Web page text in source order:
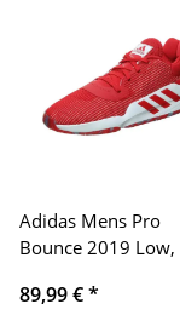
Adidas Mens Pro
Bounce 2019 Low,
Schuhe,
89,99 €*